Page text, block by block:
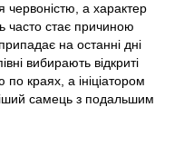
червоністю, а характер
часто стає причиною
на останні дні
вибирають відкриті
по краях, а ініціатором
самець з подальшим